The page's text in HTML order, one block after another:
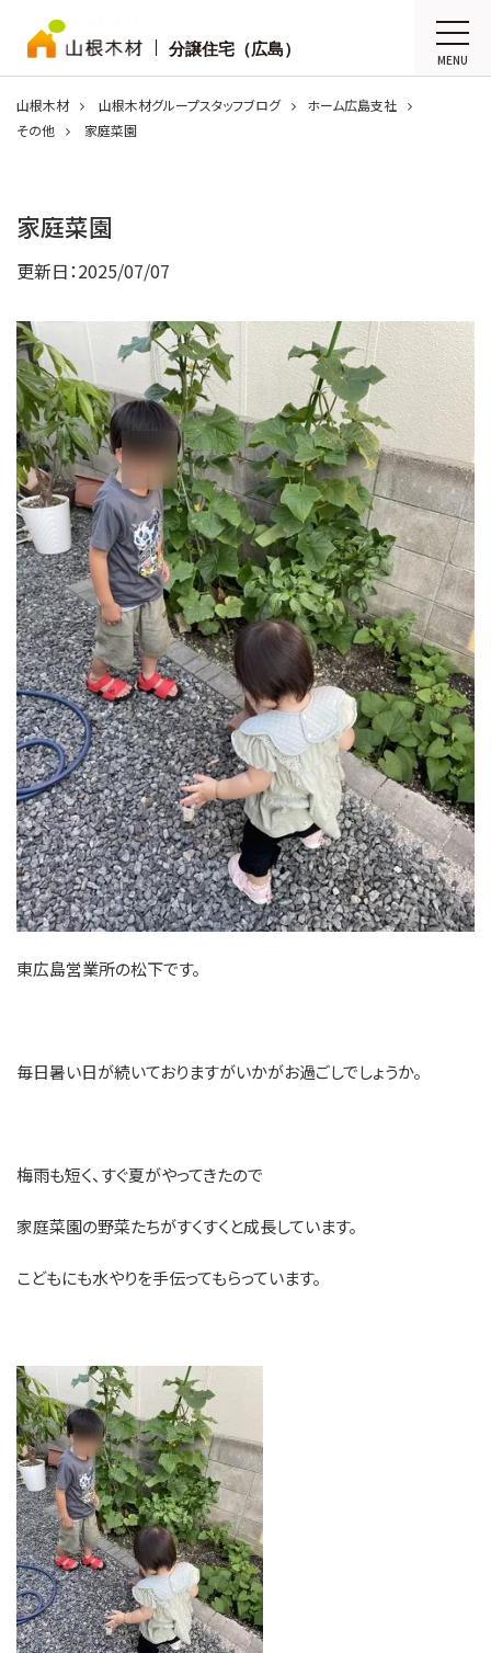
分譲住宅（広島）
MENU
山根木材 山根木材グループスタッフブログ
ホーム広島支社
その他
家庭菜園
家庭菜園
更新日：2025/07/07
東広島営業所の松下です。
毎日暑い日が続いておりますがいかがお過ごしでしょうか。
梅雨も短く、すぐ夏がやってきたので
家庭菜園の野菜たちがすくすくと成長しています。
こどもにも水やりを手伝ってもらっています。